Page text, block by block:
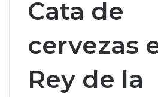
Cata de
cervezas
Rey de la